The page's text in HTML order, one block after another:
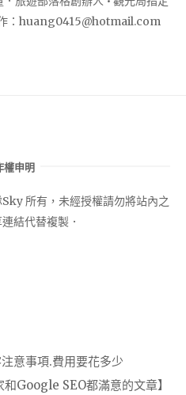
： huang0415@hotmail.com
權申明
所有，未經授權請勿將站內之
結代替複製．
意事項.費用要花多少
和Google SEO都滿意的文章】